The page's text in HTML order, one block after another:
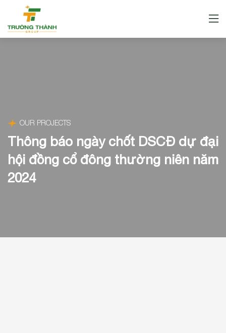
OUR PROJECTS
Thông báo ngày chốt DSCĐ dự đại
hội đồng cổ đông thường niên năm
2024